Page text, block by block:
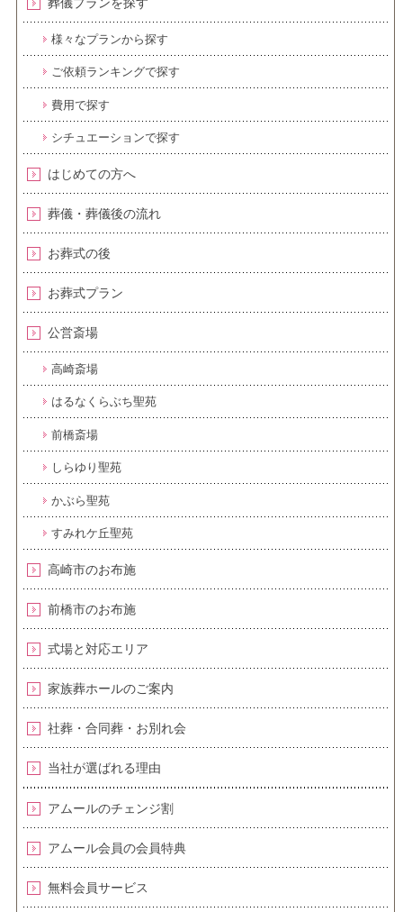
様々なプランから探す
ご依頼ランキングで探す
費用で探す
シチュエーションで探す
はじめての方へ
葬儀・葬儀後の流れ
お葬式の後
お葬式プラン
公営斎場
高崎斎場
はるなくらぶち聖苑
前橋斎場
しらゆり聖苑
かぶら聖苑
すみれケ丘聖苑
高崎市のお布施
前橋市のお布施
式場と対応エリア
家族葬ホールのご案内
社葬・合同葬・お別れ会
当社が選ばれる理由
アムールのチェンジ割
アムール会員の会員特典
無料会員サービス